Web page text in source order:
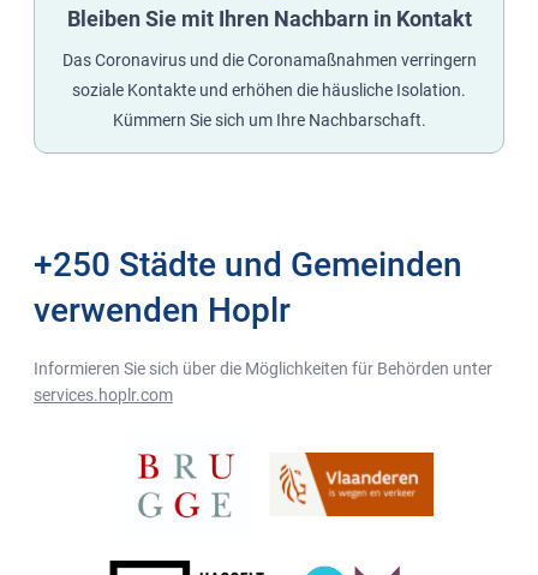
Bleiben Sie mit Ihren Nachbarn in Kontakt
Das Coronavirus und die Coronamaßnahmen verringern
soziale Kontakte und erhöhen die häusliche Isolation.
Kümmern Sie sich um Ihre Nachbarschaft.
+250 Städte und Gemeinden
verwenden Hoplr
Informieren Sie sich über die Möglichkeiten für Behörden unter
services.hoplr.com